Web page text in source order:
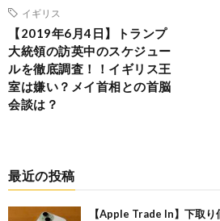
イギリス
【2019年6月4日】トランプ
大統領の訪英中のスケジュー
ルを徹底調査！！イギリス王
室は嫌い？メイ首相との首脳
会談は？
最近の投稿
【Apple Trade In】下取